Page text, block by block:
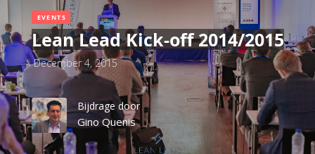
EVENTS
Lean Lead Kick-off 2014/2015
December 4, 2015
Bijdrage door
Gino Quenis